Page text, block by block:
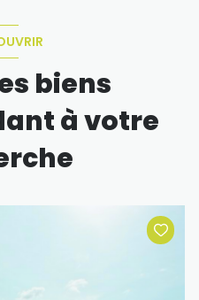
biens
à votre